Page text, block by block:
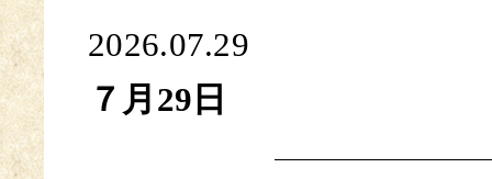
2026.07.29
７月29日